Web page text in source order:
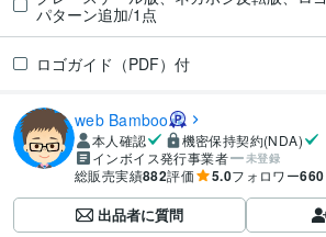
パターン追加/1点
ロゴガイド（PDF）付
web Bamboo
本人確認
機密保持契約(NDA)
インボイス発行事業者
未登録
総販売実績882評価 5.0フォロワー660
出品者に質問